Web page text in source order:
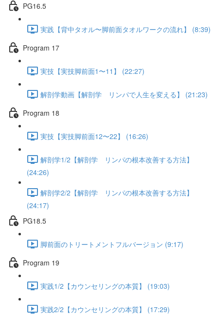
PG16.5
実践【背中タオル〜脚前面タオルワークの流れ】 (8:39)
Program 17
実技【実技脚前面1〜11】 (22:27)
解剖学動画【解剖学 リンパで人生を変える】 (21:23)
Program 18
実技【実技脚前面12〜22】 (16:26)
解剖学1/2【解剖学 リンパの根本改善する方法】
(24:26)
解剖学2/2【解剖学 リンパの根本改善する方法】
(24:17)
PG18.5
脚前面のトリートメントフルバージョン (9:17)
Program 19
実践1/2【カウンセリングの本質】 (19:03)
実践2/2【カウンセリングの本質】 (17:29)